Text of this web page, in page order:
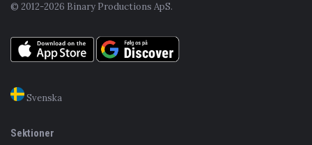
© 2012-2026 Binary Productions ApS.
Svenska
Sektioner